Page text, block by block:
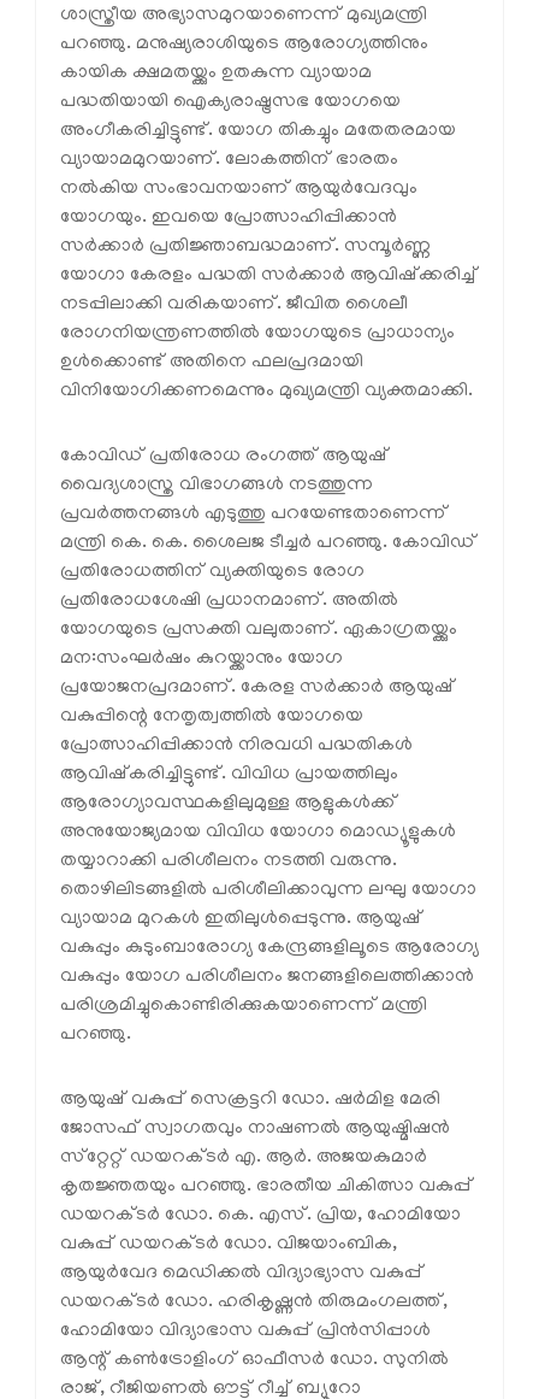
ശാസ്ത്രീയ അഭ്യാസമുറയാണെന്ന് മുഖ്യമന്ത്രി
പറഞ്ഞു. മനുഷ്യരാശിയുടെ ആരോഗ്യത്തിനും
കായിക ക്ഷമതയ്ക്കും ഉതകുന്ന വ്യായാമ
പദ്ധതിയായി ഐക്യരാഷ്ട്രസഭ യോഗയെ
അംഗീകരിച്ചിട്ടുണ്ട്. യോഗ തികച്ചും മതേതരമായ
വ്യായാമമുറയാണ്. ലോകത്തിന് ഭാരതം
നല്‍കിയ സംഭാവനയാണ് ആയുര്‍വേദവും
യോഗയും. ഇവയെ പ്രോത്സാഹിപ്പിക്കാന്‍
സര്‍ക്കാര്‍ പ്രതിജ്ഞാബദ്ധമാണ്. സമ്പൂര്‍ണ്ണ
യോഗാ കേരളം പദ്ധതി സര്‍ക്കാര്‍ ആവിഷ്‌ക്കരിച്ച്
നടപ്പിലാക്കി വരികയാണ്. ജീവിത ശൈലീ
രോഗനിയന്ത്രണത്തില്‍ യോഗയുടെ പ്രാധാന്യം
ഉള്‍ക്കൊണ്ട് അതിനെ ഫലപ്രദമായി
വിനിയോഗിക്കണമെന്നും മുഖ്യമന്ത്രി വ്യക്തമാക്കി.
കോവിഡ് പ്രതിരോധ രംഗത്ത് ആയുഷ്
വൈദ്യശാസ്ത്ര വിഭാഗങ്ങള്‍ നടത്തുന്ന
പ്രവര്‍ത്തനങ്ങള്‍ എടുത്തു പറയേണ്ടതാണെന്ന്
മന്ത്രി കെ. കെ. ശൈലജ ടീച്ചര്‍ പറഞ്ഞു. കോവിഡ്
പ്രതിരോധത്തിന് വ്യക്തിയുടെ രോഗ
പ്രതിരോധശേഷി പ്രധാനമാണ്. അതില്‍
യോഗയുടെ പ്രസക്തി വലുതാണ്. ഏകാഗ്രതയ്ക്കും
മന:സംഘര്‍ഷം കുറയ്ക്കാനും യോഗ
പ്രയോജനപ്രദമാണ്. കേരള സര്‍ക്കാര്‍ ആയുഷ്
വകുപ്പിന്റെ നേതൃത്വത്തില്‍ യോഗയെ
പ്രോത്സാഹിപ്പിക്കാന്‍ നിരവധി പദ്ധതികള്‍
ആവിഷ്‌കരിച്ചിട്ടുണ്ട്. വിവിധ പ്രായത്തിലും
ആരോഗ്യാവസ്ഥകളിലുമുള്ള ആളുകള്‍ക്ക്
അനുയോജ്യമായ വിവിധ യോഗാ മൊഡ്യൂളുകള്‍
തയ്യാറാക്കി പരിശീലനം നടത്തി വരുന്നു.
തൊഴിലിടങ്ങളില്‍ പരിശീലിക്കാവുന്ന ലഘു യോഗാ
വ്യായാമ മുറകള്‍ ഇതിലുള്‍പ്പെടുന്നു. ആയുഷ്
വകുപ്പും കുടുംബാരോഗ്യ കേന്ദ്രങ്ങളിലൂടെ ആരോഗ്യ
വകുപ്പും യോഗ പരിശീലനം ജനങ്ങളിലെത്തിക്കാന്‍
പരിശ്രമിച്ചുകൊണ്ടിരിക്കുകയാണെന്ന് മന്ത്രി
പറഞ്ഞു.
ആയുഷ് വകുപ്പ് സെക്രട്ടറി ഡോ. ഷര്‍മിള മേരി
ജോസഫ് സ്വാഗതവും നാഷണല്‍ ആയുഷ്മിഷന്‍
സ്‌റ്റേറ്റ് ഡയറക്ടര്‍ എ. ആര്‍. അജയകുമാര്‍
കൃതജ്ഞതയും പറഞ്ഞു. ഭാരതീയ ചികിത്സാ വകുപ്പ്
ഡയറക്ടര്‍ ഡോ. കെ. എസ്. പ്രിയ, ഹോമിയോ
വകുപ്പ് ഡയറക്ടര്‍ ഡോ. വിജയാംബിക,
ആയുര്‍വേദ മെഡിക്കല്‍ വിദ്യാഭ്യാസ വകുപ്പ്
ഡയറക്ടര്‍ ഡോ. ഹരികൃഷ്ണന്‍ തിരുമംഗലത്ത്,
ഹോമിയോ വിദ്യാഭാസ വകുപ്പ് പ്രിന്‍സിപ്പാള്‍
ആന്റ് കണ്‍ട്രോളിംഗ് ഓഫീസര്‍ ഡോ. സുനില്‍
രാജ്, റീജിയണല്‍ ഔട്ട് റീച്ച് ബ്യൂറോ